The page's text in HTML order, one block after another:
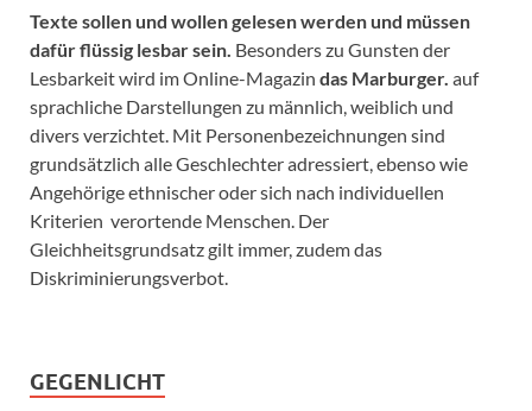
Texte sollen und wollen gelesen werden und müssen
dafür flüssig lesbar sein. Besonders zu Gunsten der
Lesbarkeit wird im Online-Magazin das Marburger. auf
sprachliche Darstellungen zu männlich, weiblich und
divers verzichtet. Mit Personenbezeichnungen sind
grundsätzlich alle Geschlechter adressiert, ebenso wie
Angehörige ethnischer oder sich nach individuellen
Kriterien verortende Menschen. Der
Gleichheitsgrundsatz gilt immer, zudem das
Diskriminierungsverbot.
GEGENLICHT